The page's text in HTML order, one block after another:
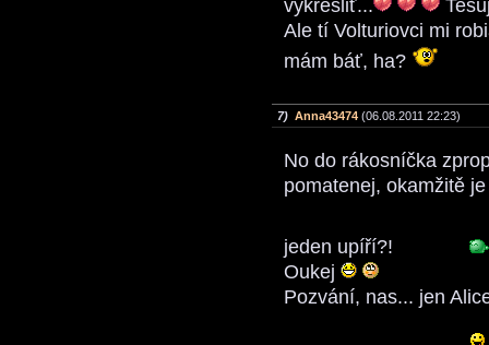
vykresliť...
Ale tí Volturiovci mi
mám báť, ha?
7) Anna43474 (06.08.2011 22:23)
No do rákosníčka
pomatenej, okamžitě
jeden upíří?!
Oukej
Pozvání, nas... jen